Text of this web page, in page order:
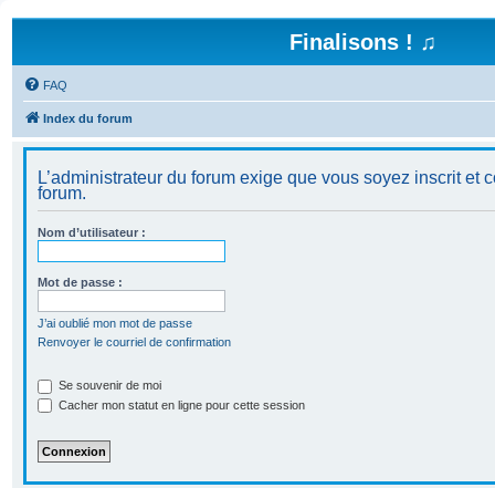
Finalisons ! ♫
FAQ
Index du forum
L’administrateur du forum exige que vous soyez inscrit et
forum.
Nom d’utilisateur :
Mot de passe :
J’ai oublié mon mot de passe
Renvoyer le courriel de confirmation
Se souvenir de moi
Cacher mon statut en ligne pour cette session